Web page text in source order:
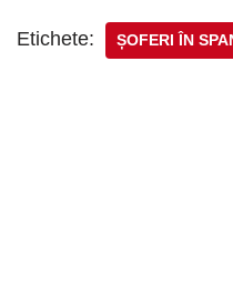
Etichete: ȘOFERI ÎN